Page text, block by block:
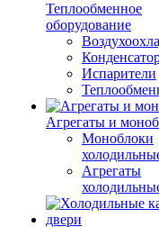
Теплообменное
оборудование
Испарители
Агрегаты и
Моноблоки
Агрегаты